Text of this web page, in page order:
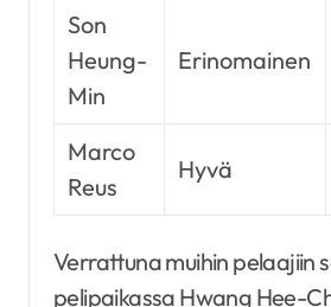
Son
Heung-
Min
Erinomainen
Marco
Reus
Hyvä
Verrattuna muihin pelaajiin
pelipaikassa Hwang Hee-